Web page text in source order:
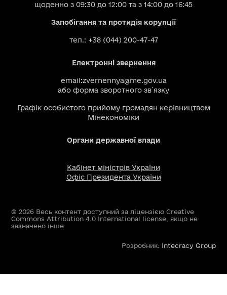
щоденно з 09:30 до 12:00 та з 14:00 до 16:45
Запобігання та протидія корупції
тел.: +38 (044) 200-47-47
Електронні звернення
email:zvernennya@me.gov.ua
або форма зворотного зв`язку
Графік особистого прийому громадян керівництвом
Мінекономіки
Органи державної влади
Кабінет міністрів України
Офіс Президента України
© 2026 Весь контент доступний за ліцензією Creative
Commons Attribution 4.0 International license, якщо не
зазначено інше
Розробник: Intecracy Group